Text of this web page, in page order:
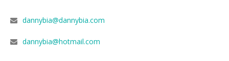
dannybia@dannybia.com
dannybia@hotmail.com